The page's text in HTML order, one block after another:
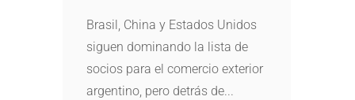
Brasil, China y Estados Unidos
siguen dominando la lista de
socios para el comercio exterior
argentino, pero detrás de...